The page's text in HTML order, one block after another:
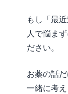
もし「最
人で悩ま
ださい。
お薬の話
一緒に考